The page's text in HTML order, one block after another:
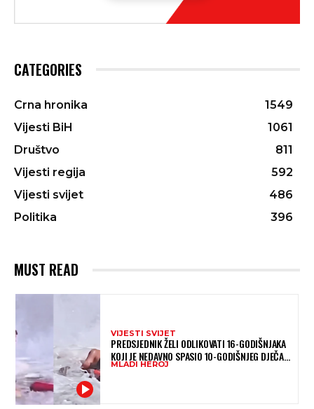
CATEGORIES
Crna hronika
1549
Vijesti BiH
1061
Društvo
811
Vijesti regija
592
Vijesti svijet
486
Politika
396
MUST READ
VIJESTI SVIJET
PREDSJEDNIK ŽELI ODLIKOVATI 16-GODIŠNJAKA
KOJI JE NEDAVNO SPASIO 10-GODIŠNJEG DJEČAKA
IZ SMRTONOSNIH VALOVA
MLADI HEROJ